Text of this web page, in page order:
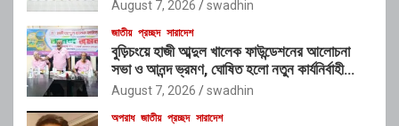
August 7, 2026 swadhin
জাতীয় প্রচ্ছদ সারাদেশ
বুড়িচংয়ে হাজী আব্দুল খালেক ফাউন্ডেশনের আলোচনা
সভা ও আনন্দ ভ্রমণ, ঘোষিত হলো নতুন কার্যনির্বাহী
কমিটি
August 7, 2026 swadhin
অপরাধ জাতীয় প্রচ্ছদ সারাদেশ